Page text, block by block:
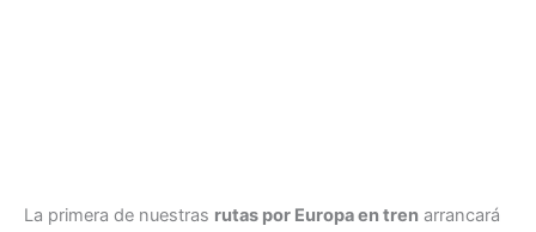
La primera de nuestras rutas por Europa en tren arrancará